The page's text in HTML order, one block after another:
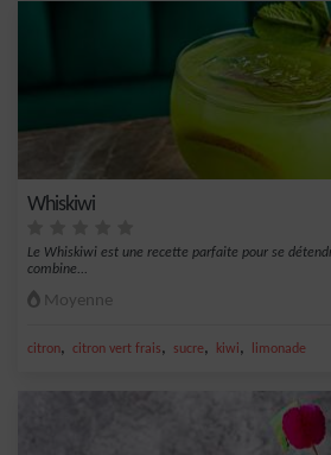
Whiskiwi
Le Whiskiwi est une recette parfaite pour se
combine...
Moyenne
citron, citron vert frais, sucre, kiwi, limonade